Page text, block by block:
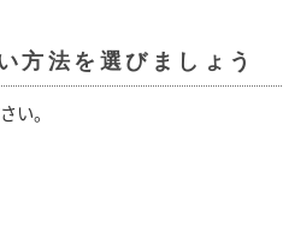
方法を選びましょう
い。